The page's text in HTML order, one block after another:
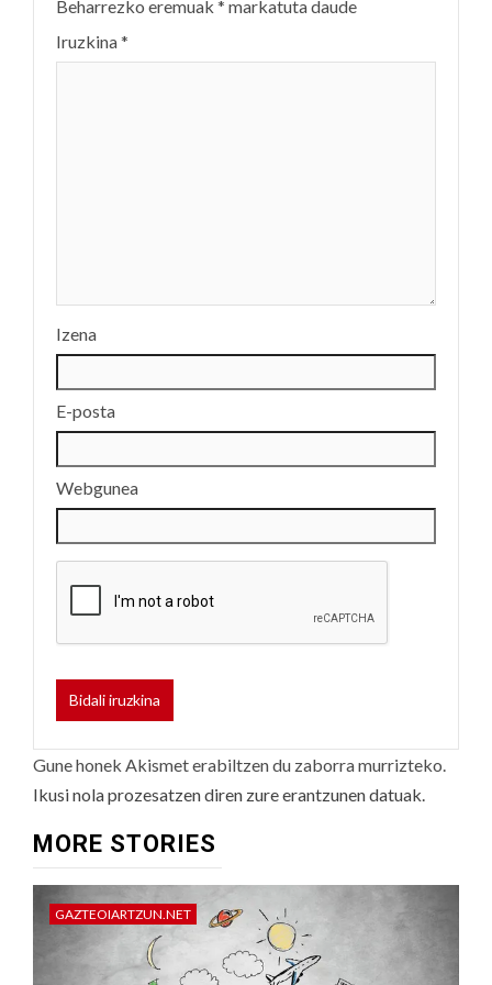
Beharrezko eremuak * markatuta daude
Iruzkina*
Izena
E-posta
Webgunea
Gune honek Akismet erabiltzen du zaborra murrizteko.
Ikusi nola prozesatzen diren zure erantzunen datuak.
MORE STORIES
GAZTEOIARTZUN.NET